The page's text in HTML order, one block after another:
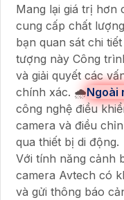
Mang lại giá trị hơn
cung cấp chất
bạn quan sát chi
tượng này Công
và giải quyết các
chính xác. 🌧️Ngoài
công nghệ điều
camera và điều
qua thiết bị di động.
Với tính năng cảnh
camera Avtech có
và gửi thông báo